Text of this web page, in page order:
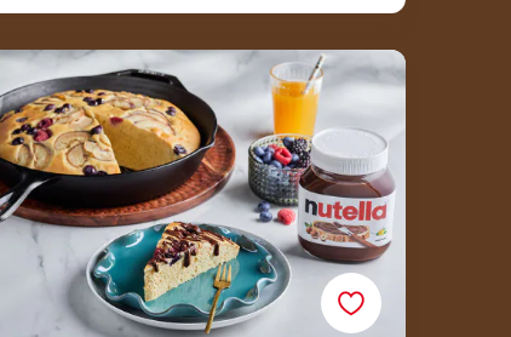
قالب البان كيك بالفواكه و ®Nutella